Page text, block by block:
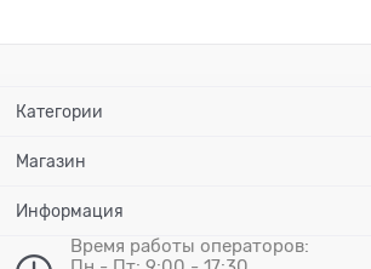
Категории
Магазин
Информация
Время работы операторов: